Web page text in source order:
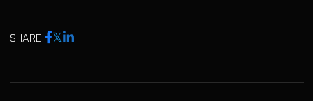
SHARE